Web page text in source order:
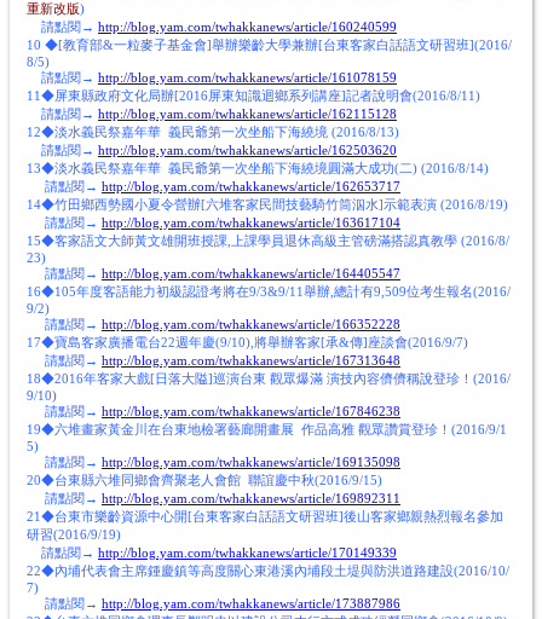
重新改版)
請點閱→ http://blog.yam.com/twhakkanews/article/160240599
10 ◆[教育部&一粒麥子基金會]舉辦樂齡大學兼辦[台東客家白話語文研習班](2016/
8/5)
請點閱→ http://blog.yam.com/twhakkanews/article/161078159
11◆屏東縣政府文化局辦[2016屏東知識迴鄉系列講座]記者說明會(2016/8/11)
請點閱→ http://blog.yam.com/twhakkanews/article/162115128
12◆淡水義民祭嘉年華 義民爺第一次坐船下海繞境 (2016/8/13)
請點閱→ http://blog.yam.com/twhakkanews/article/162503620
13◆淡水義民祭嘉年華 義民爺第一次坐船下海繞境圓滿大成功(二) (2016/8/14)
請點閱→ http://blog.yam.com/twhakkanews/article/162653717
14◆竹田鄉西勢國小夏令營辦[六堆客家民間技藝騎竹筒泅水]示範表演 (2016/8/19)
請點閱→ http://blog.yam.com/twhakkanews/article/163617104
15◆客家語文大師黃文雄開班授課,上課學員退休高級主管磅滿搭認真教學 (2016/8/
23)
請點閱→ http://blog.yam.com/twhakkanews/article/164405547
16◆105年度客語能力初級認證考將在9/3&9/11舉辦,總計有9,509位考生報名(2016/
9/2)
請點閱→ http://blog.yam.com/twhakkanews/article/166352228
17◆寶島客家廣播電台22週年慶(9/10),將舉辦客家[承&傳]座談會(2016/9/7)
請點閱→ http://blog.yam.com/twhakkanews/article/167313648
18◆2016年客家大戲[日落大隘]巡演台東 觀眾爆滿 演技內容儕儕稱說登珍！(2016/
9/10)
請點閱→ http://blog.yam.com/twhakkanews/article/167846238
19◆六堆畫家黃金川在台東地檢署藝廊開畫展 作品高雅 觀眾讚賞登珍！(2016/9/1
5)
請點閱→ http://blog.yam.com/twhakkanews/article/169135098
20◆台東縣六堆同鄉會齊聚老人會館 聯誼慶中秋(2016/9/15)
請點閱→ http://blog.yam.com/twhakkanews/article/169892311
21◆台東市樂齡資源中心開[台東客家白話語文研習班]後山客家鄉親熱烈報名參加
研習(2016/9/19)
請點閱→ http://blog.yam.com/twhakkanews/article/170149339
22◆內埔代表會主席鍾慶鎮等高度關心東港溪內埔段土堤與防洪道路建設(2016/10/
7)
請點閱→ http://blog.yam.com/twhakkanews/article/173887986